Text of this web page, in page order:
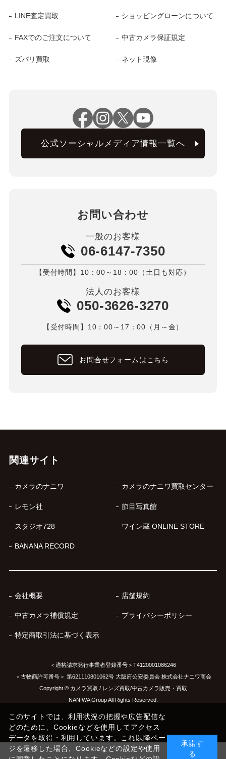
LINE査定買取 ショッピングローンについて
FAXでのご注文について 中古カメラ保証規定
ズバリ買取 ネット現像
公式ソーシャルメディア情報一覧へ
お問い合わせ
一般のお客様
06-6147-7350
【受付時間】10：00～18：00（土日も対応）
法人のお客様
050-3626-3270
【受付時間】10：00～17：00（月～金）
お問合せフォームはこちら
関連サイト
カメラのナニワ カメラのナニワ買取センター
レモン社 節目写真館
スタジオ728 ワイン蔵 ONLINE STORE
BANANA RECORD
会社概要 店舗規約
中古カメラ補償規定 プライバシーポリシー
特定商取引法に基づく表示
＜適格請求発行事業者登録番号＞T4120001086246
＜古物商許可番号＞ 第621110801062号 大阪府公安委員会 株式会社ナニワ商会
Copyright © カメラ買取 / レンズ買取/中古カメラ販売・買取
NANIWA Group All Rights Reserved.
このサイトでは、利用状況の把握や広告配信な
どのために、Cookieなどを使用してアクセス
データを取得・利用しています。これ以降ペー
ジを遷移した場合、Cookieなどの設定や使用
承諾す
る